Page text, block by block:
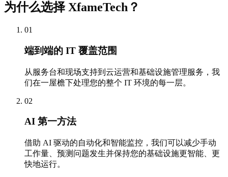
为什么选择 XfameTech？
01
端到端的 IT 覆盖范围
从服务台和现场支持到云运营和基础设施管理服务，我
们在一屋檐下处理您的整个 IT 环境的每一层。
02
AI 第一方法
借助 AI 驱动的自动化和智能监控，我们可以减少手动
工作量、预测问题发生并保持您的基础设施更智能、更
快地运行。